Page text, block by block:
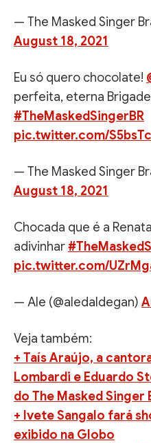
— The Masked Singer
August 18, 2021
Eu só quero chocolate!
perfeita, eterna
#TheMaskedSingerBR
pic.twitter.com/
— The Masked Singer
August 18, 2021
Chocada que é a
adivinhar
pic.twitter.com/
— Ale (@aledaldegan)
Veja também:
+ Taís Araújo, a
Lombardi e Eduardo
do The Masked Singer
+ Ivete Sangalo fará
exibido na Globo